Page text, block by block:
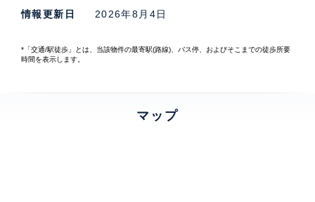
情報更新日 2026年8月4日
*「交通/駅徒歩」とは、当該物件の最寄駅(路線)、バス停、およびそこまでの徒歩所要
時間を表示します。
マップ